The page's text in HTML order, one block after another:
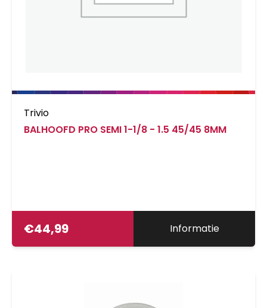
Trivio
BALHOOFD PRO SEMI 1-1/8 - 1.5 45/45 8MM
€44,99 Informatie